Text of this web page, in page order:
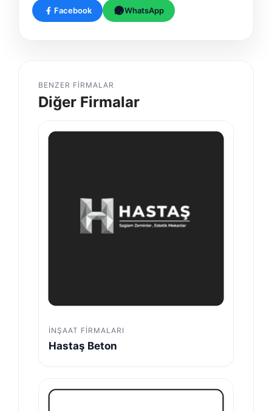
Facebook WhatsApp
BENZER FIRMALAR
Diğer Firmalar
İNŞAAT FIRMALARI
Hastaş Beton